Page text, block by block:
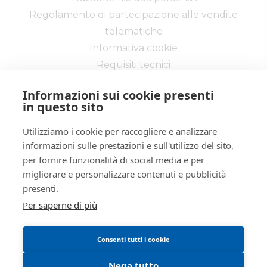
2421544
LOTTO UNICO
Genere lotto
IMMOBILI
Categoria
IMMOBILE RESIDENZIALE
Indirizzo
Vicolo Paoletti 5
Città
26015
Città
Soresina
Provincia
Cremona
Italia
Piena proprietà (1/1) della
Via delle Industrie, 20 - Cremona 26100 -
CR
Tel:037220200| Fax:0372/458077
Email:
Iscrizione gestori vendita telematica - Ministero della
Giustizia - P.D.G. 04/04/2018
Regolamento di partecipazione alle vendite
telematiche
Informativa cookie
Requisiti tecnici
Informazioni sui cookie presenti
in questo sito
Utilizziamo i cookie per raccogliere e analizzare
informazioni sulle prestazioni e sull'utilizzo del sito,
per fornire funzionalità di social media e per
migliorare e personalizzare contenuti e pubblicità
presenti.
Per saperne di più
Consenti tutti i cookie